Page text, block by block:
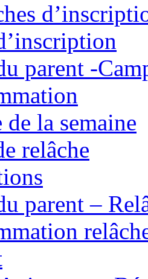
parent -
la semaine
relâche
parent –